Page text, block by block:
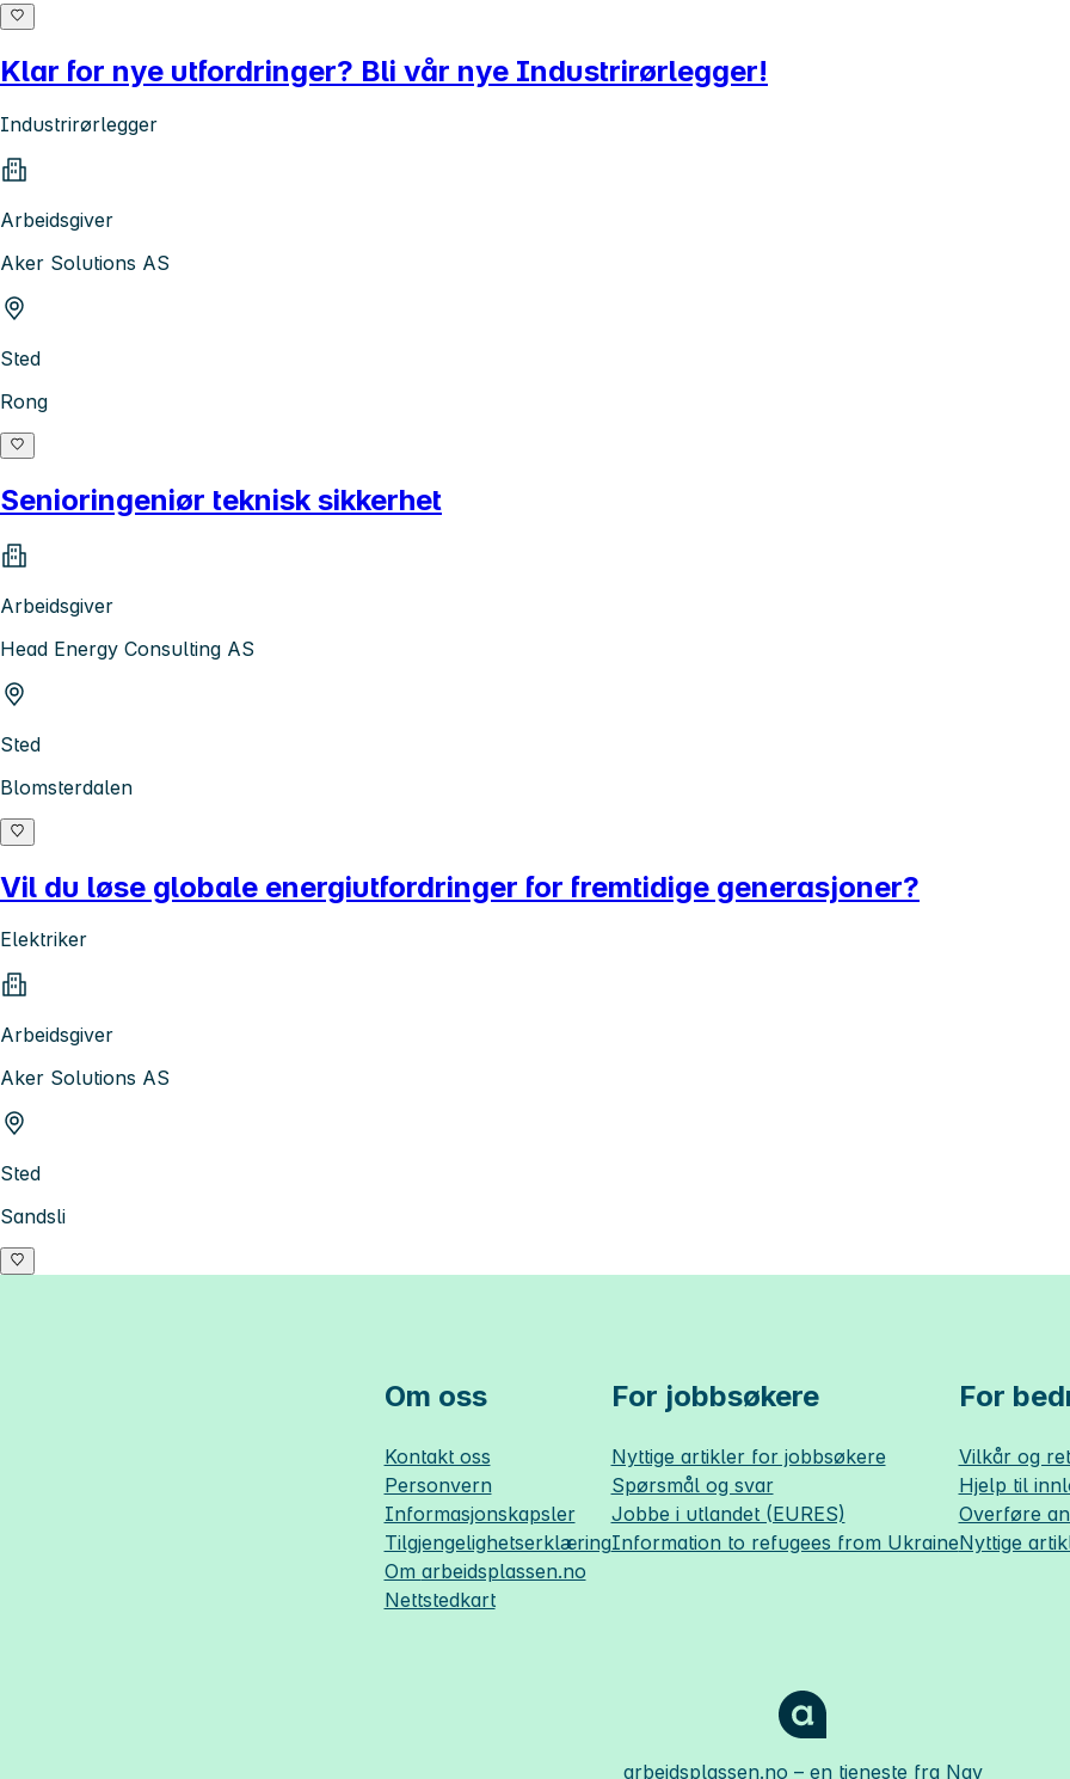
Klar for nye utfordringer? Bli vår nye Industrirørlegger!
Industrirørlegger
Arbeidsgiver
Aker Solutions AS
Sted
Rong
Senioringeniør teknisk sikkerhet
Arbeidsgiver
Head Energy Consulting AS
Sted
Blomsterdalen
Vil du løse globale energiutfordringer for fremtidige generasjoner?
Elektriker
Arbeidsgiver
Aker Solutions AS
Sted
Sandsli
Om oss
Kontakt oss
Personvern
Informasjonskapsler
Tilgjengelighetserklæring
Om arbeidsplassen.no
Nettstedkart
For jobbsøkere
Nyttige artikler for jobbsøkere
Spørsmål og svar
Jobbe i utlandet (EURES)
Information to refugees from Ukraine
For
Vilkår og
Hjelp til
Overføre
Nyttige
arbeidsplassen.no – en tjeneste fra Nav